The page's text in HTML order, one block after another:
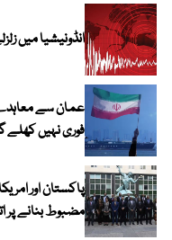
انڈونیشیا میں
عمان سے معاہدے
فوری نہیں کھلے
پاکستان اور
مضبوط بنانے پر